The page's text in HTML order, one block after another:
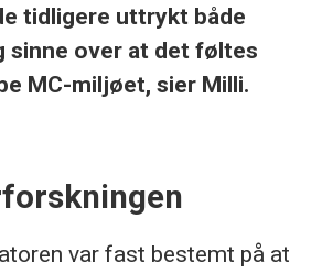
tidligere uttrykt både
sinne over at det føltes
MC-miljøet, sier Milli.
var fast bestemt på at